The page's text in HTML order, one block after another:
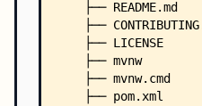
    ├── README.md
├──
    ├── LICENSE
    ├── mvnw
    ├── mvnw.cmd
    ├── pom.xml